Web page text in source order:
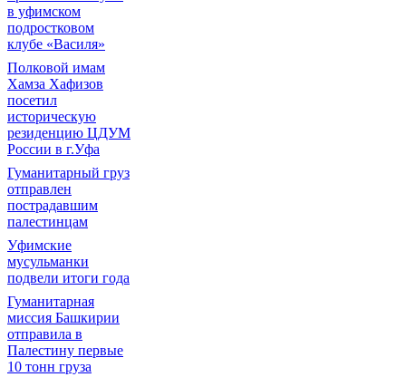
в уфимском
подростковом
клубе «Василя»
Полковой имам
Хамза Хафизов
посетил
историческую
резиденцию ЦДУМ
России в г.Уфа
Гуманитарный груз
отправлен
пострадавшим
палестинцам
Уфимские
мусульманки
подвели итоги года
Гуманитарная
миссия Башкирии
отправила в
Палестину первые
10 тонн груза